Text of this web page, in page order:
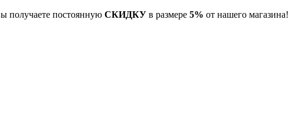
получаете постоянную СКИДКУ в размере 5% от нашего магазина!